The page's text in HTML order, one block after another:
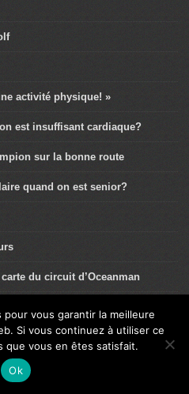
activité physique! »
est insuffisant cardiaque?
sur la bonne route
quand on est senior?
du circuit d’Oceanman
électrique (VAE)
vous garantir la meilleure
Si vous continuez à utiliser ce
que vous en êtes satisfait.
Ok